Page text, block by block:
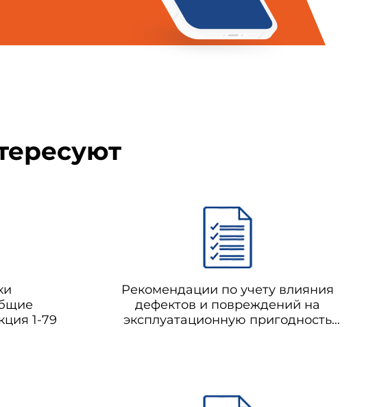
1-79
Рекомендации по учету влияния
дефектов и повреждений на
эксплуатационную пригодность